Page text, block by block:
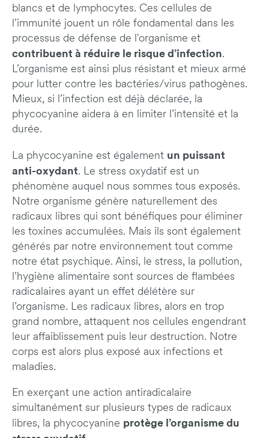
blancs et de lymphocytes. Ces cellules de
l’immunité jouent un rôle fondamental dans les
processus de défense de l'organisme et
contribuent à réduire le risque d’infection.
L’organisme est ainsi plus résistant et mieux armé
pour lutter contre les bactéries/virus pathogènes.
Mieux, si l’infection est déjà déclarée, la
phycocyanine aidera à en limiter l’intensité et la
durée.
La phycocyanine est également un puissant
anti-oxydant. Le stress oxydatif est un
phénomène auquel nous sommes tous exposés.
Notre organisme génère naturellement des
radicaux libres qui sont bénéfiques pour éliminer
les toxines accumulées. Mais ils sont également
générés par notre environnement tout comme
notre état psychique. Ainsi, le stress, la pollution,
l’hygiène alimentaire sont sources de flambées
radicalaires ayant un effet délétère sur
l’organisme. Les radicaux libres, alors en trop
grand nombre, attaquent nos cellules engendrant
leur affaiblissement puis leur destruction. Notre
corps est alors plus exposé aux infections et
maladies.
En exerçant une action antiradicalaire
simultanément sur plusieurs types de radicaux
libres, la phycocyanine protège l’organisme du